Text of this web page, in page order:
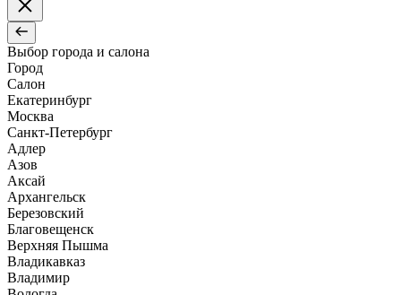
Выбор города и салона
Город
Салон
Екатеринбург
Москва
Санкт-Петербург
Адлер
Азов
Аксай
Архангельск
Березовский
Благовещенск
Верхняя Пышма
Владикавказ
Владимир